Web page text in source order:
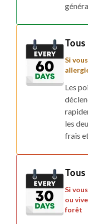
Tous
Si
Les
les
frais
Tous
Si
ou
forêt